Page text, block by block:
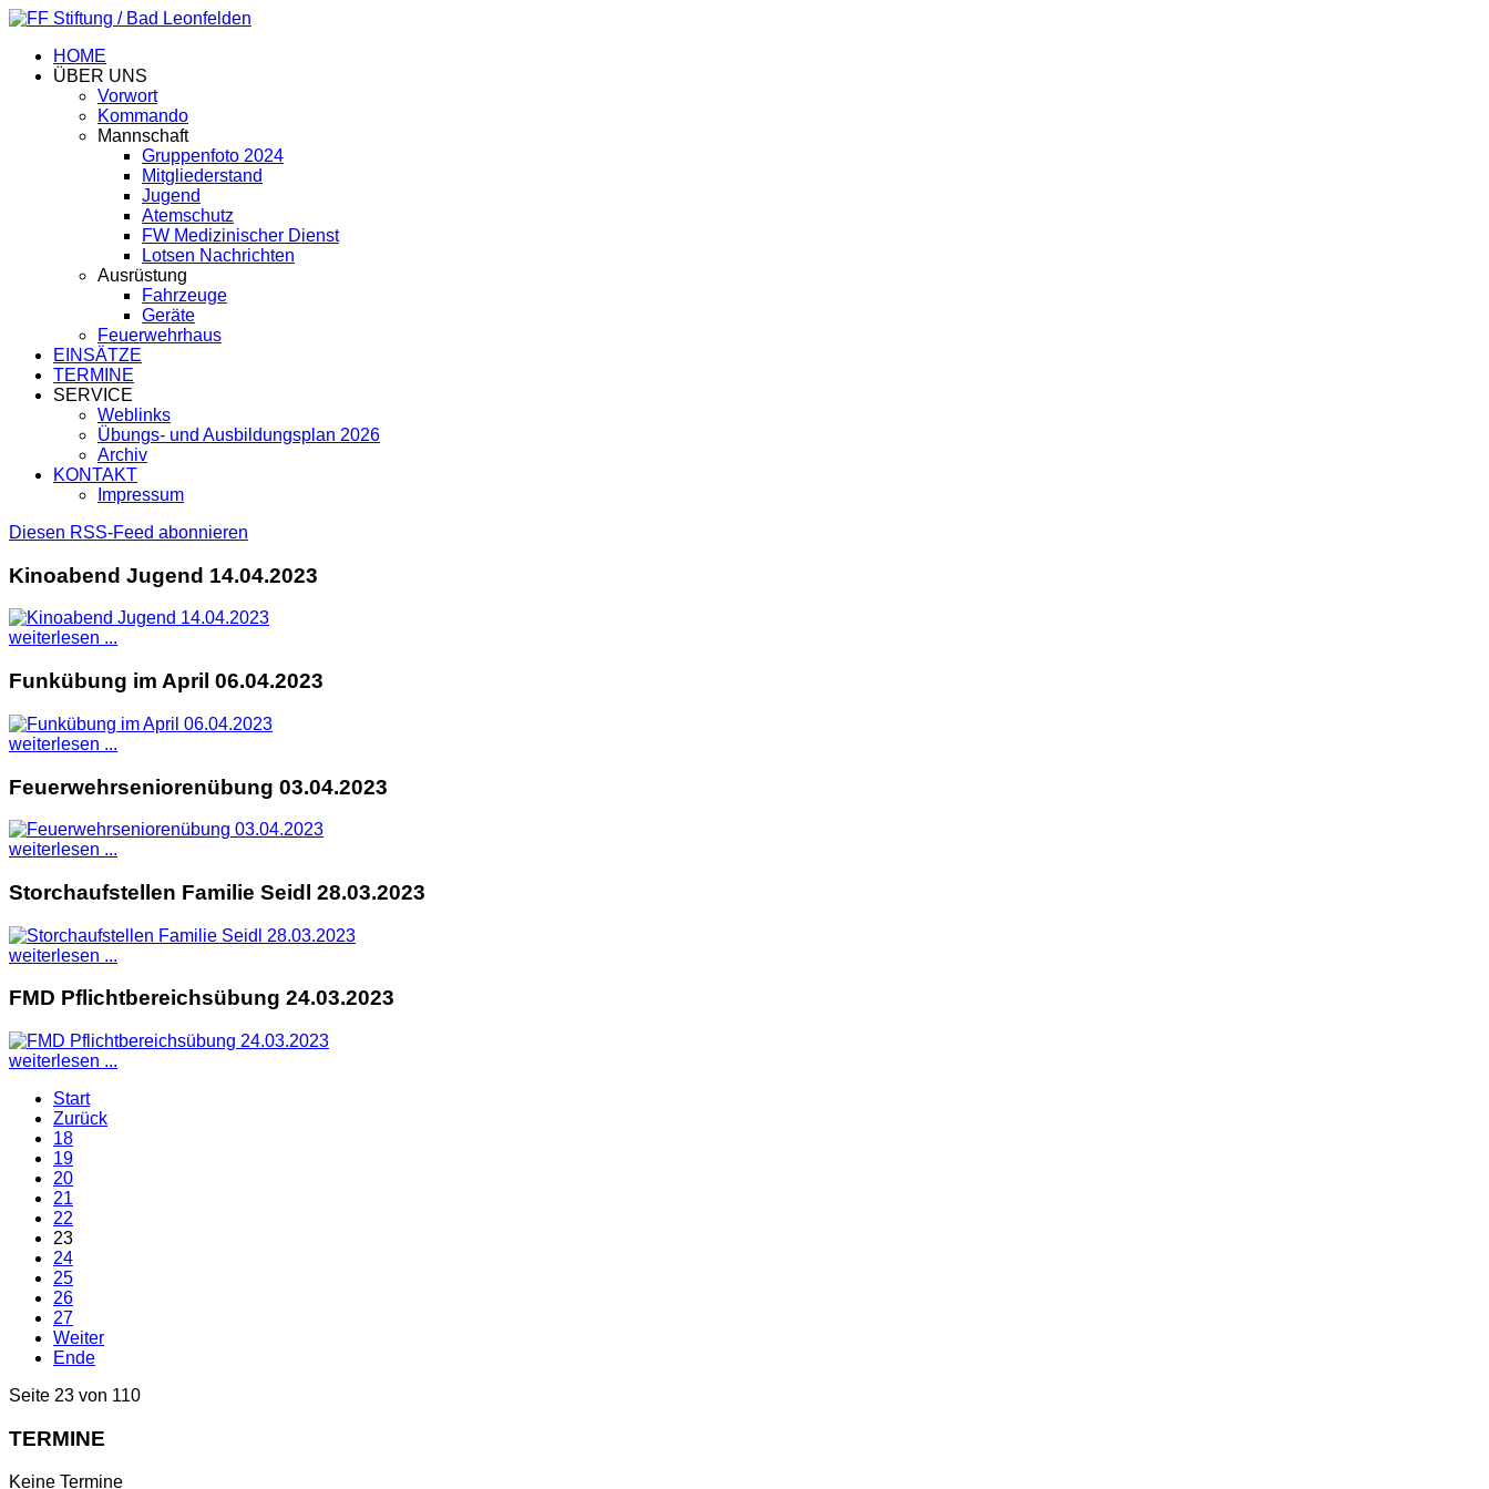
HOME
ÜBER UNS
Vorwort
Kommando
Mannschaft
Gruppenfoto 2024
Mitgliederstand
Jugend
Atemschutz
FW Medizinischer Dienst
Lotsen Nachrichten
Ausrüstung
Fahrzeuge
Geräte
Feuerwehrhaus
EINSÄTZE
TERMINE
SERVICE
Weblinks
Übungs- und Ausbildungsplan 2026
Archiv
KONTAKT
Impressum
Diesen RSS-Feed abonnieren
Kinoabend Jugend 14.04.2023
weiterlesen ...
Funkübung im April 06.04.2023
weiterlesen ...
Feuerwehrseniorenübung 03.04.2023
weiterlesen ...
Storchaufstellen Familie Seidl 28.03.2023
weiterlesen ...
FMD Pflichtbereichsübung 24.03.2023
weiterlesen ...
Start
Zurück
18
19
20
21
22
23
24
25
26
27
Weiter
Ende
Seite 23 von 110
TERMINE
Keine Termine